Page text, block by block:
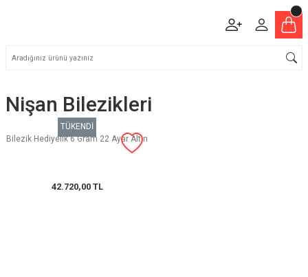
Nişan Bilezikleri
TÜKENDİ
Bilezik Hediyelik 6 Gram 22 Ayar Altın
42.720,00 TL